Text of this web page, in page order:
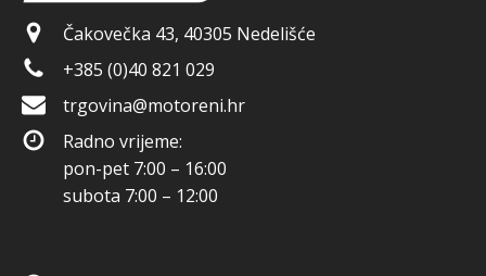
Čakovečka 43, 40305 Nedelišće
+385 (0)40 821 029
trgovina@motoreni.hr
Radno vrijeme:
pon-pet 7:00 – 16:00
subota 7:00 – 12:00